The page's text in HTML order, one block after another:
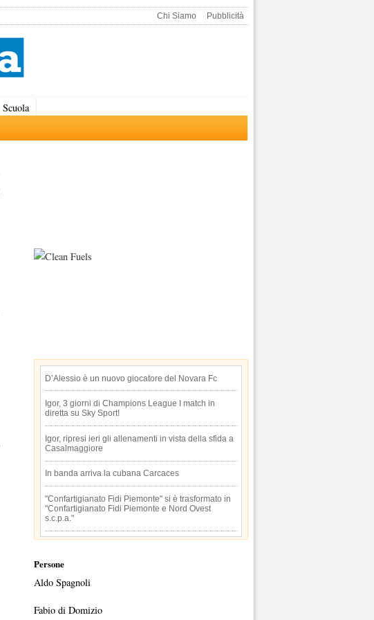
Chi Siamo Pubblicità
Scuola
D’Alessio è un nuovo giocatore del Novara Fc
Igor, 3 giorni di Champions League I match in
diretta su Sky Sport!
Igor, ripresi ieri gli allenamenti in vista della sfida a
Casalmaggiore
In banda arriva la cubana Carcaces
"Confartigianato Fidi Piemonte" si è trasformato in
"Confartigianato Fidi Piemonte e Nord Ovest
s.c.p.a."
Persone
Aldo Spagnoli
Fabio di Domizio